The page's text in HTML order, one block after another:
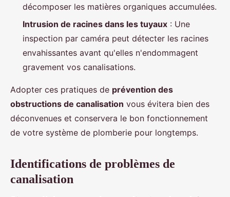
décomposer les matières organiques accumulées.
Intrusion de racines dans les tuyaux : Une
inspection par caméra peut détecter les racines
envahissantes avant qu'elles n'endommagent
gravement vos canalisations.
Adopter ces pratiques de prévention des
obstructions de canalisation vous évitera bien des
déconvenues et conservera le bon fonctionnement
de votre système de plomberie pour longtemps.
Identifications de problèmes de
canalisation